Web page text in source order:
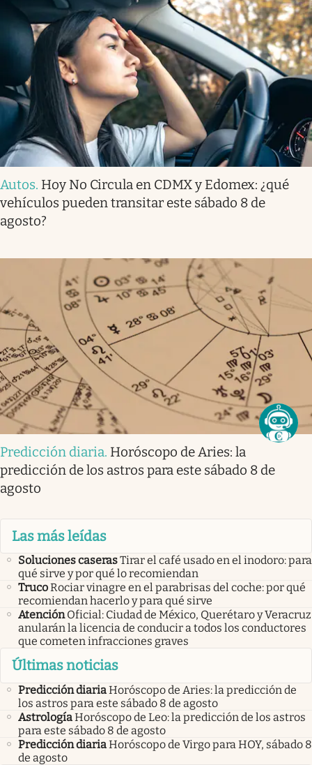
Autos. Hoy No Circula en CDMX y Edomex: ¿qué
vehículos pueden transitar este sábado 8 de
agosto?
Predicción diaria. Horóscopo de Aries: la
predicción de los astros para este sábado 8 de
agosto
Las más leídas
Soluciones caserasTirar el café usado en el inodoro: para
qué sirve y por qué lo recomiendan
TrucoRociar vinagre en el parabrisas del coche: por qué
recomiendan hacerlo y para qué sirve
Atención Oficial: Ciudad de México, Querétaro y Veracruz
anularán la licencia de conducir a todos los conductores
que cometen infracciones graves
Últimas noticias
Predicción diariaHoróscopo de Aries: la predicción de
los astros para este sábado 8 de agosto
AstrologíaHoróscopo de Leo: la predicción de los astros
para este sábado 8 de agosto
Predicción diariaHoróscopo de Virgo para HOY, sábado 8
de agosto